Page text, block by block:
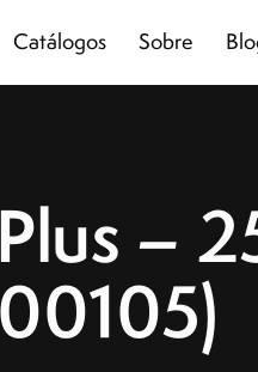
Catálogos Sobre
–